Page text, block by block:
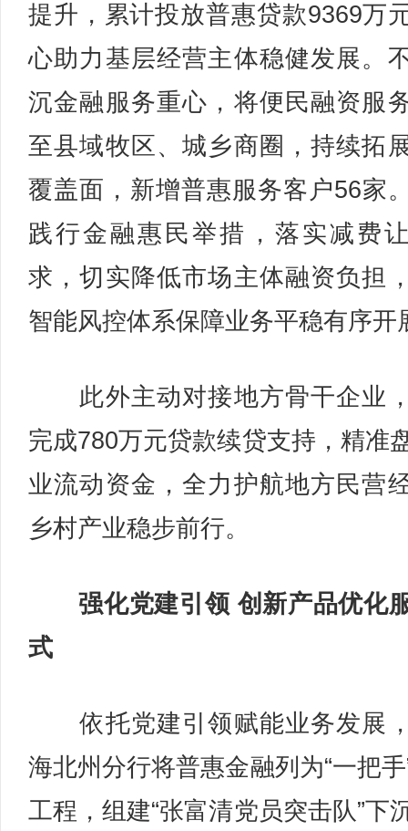
提升，累计投放普惠贷款9369万
心助力基层经营主体稳健发展。
沉金融服务重心，将便民融资服
至县域牧区、城乡商圈，持续拓
覆盖面，新增普惠服务客户56家
践行金融惠民举措，落实减费
求，切实降低市场主体融资负担
智能风控体系保障业务平稳有序开
此外主动对接地方骨干企业
完成780万元贷款续贷支持，精准
业流动资金，全力护航地方民营
乡村产业稳步前行。
强化党建引领 创新产品优化
式
依托党建引领赋能业务发展
海北州分行将普惠金融列为“一把
工程，组建“张富清党员突击队”下